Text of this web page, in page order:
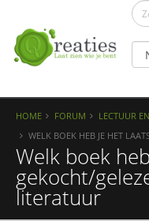
HOME FORUM
LECTUUR
WELK BOEK HEB JE HET
Welk boek
gekocht/
literatuur